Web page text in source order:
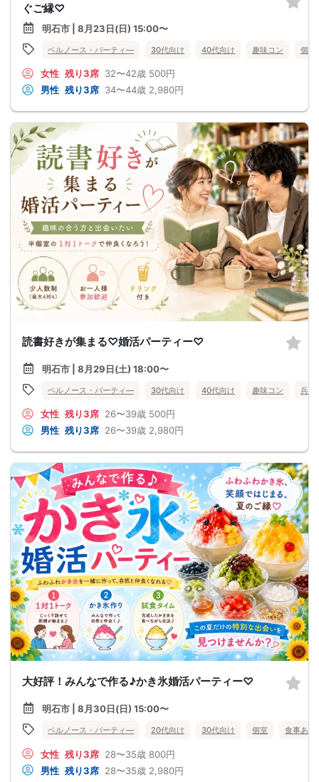
ぐご縁♡
明石市 | 8月23日(日) 15:00〜
ベルノース・パーティ― 30代向け 40代向け 趣味コン 個室
女性 残り3席 32〜42歳 500円
男性 残り3席 34〜44歳 2,980円
読書好きが集まる♡婚活パーティー♡
明石市 | 8月29日(土) 18:00〜
ベルノース・パーティ― 30代向け 40代向け 趣味コン 兵庫
女性 残り3席 26〜39歳 500円
男性 残り3席 26〜39歳 2,980円
大好評！みんなで作る♪かき氷婚活パーティー♡
明石市 | 8月30日(日) 15:00〜
ベルノース・パーティ― 20代向け 30代向け 個室 食事あり
女性 残り3席 28〜35歳 800円
男性 残り3席 28〜35歳 2,980円